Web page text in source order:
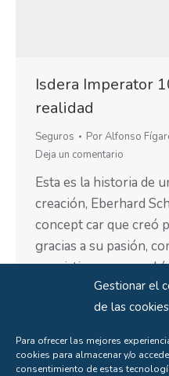
Gestionar el
de las cookies
Para ofrecer las mejores
cookies para almacenar y/o
consentimiento de estas
Isdera Imperator
realidad
Seguros PorAlfonso
Deja un comentario
Esta es la historia de
creación, Eberhard
concept car que creó
gracias a su pasión,
convirtiera en un
su atrevimiento,
su frontal la estrella